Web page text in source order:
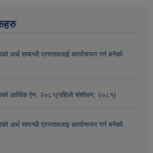
अर्थ सम्बन्धी प्रस्तावलाई कार्यान्वयन गर्न बनेको
आर्थिक ऐन, २०८१(पहिलो संशोधन, २०८१)
अर्थ सम्वन्धी प्रस्तावलाइ कार्यान्वयन गर्न बनेको